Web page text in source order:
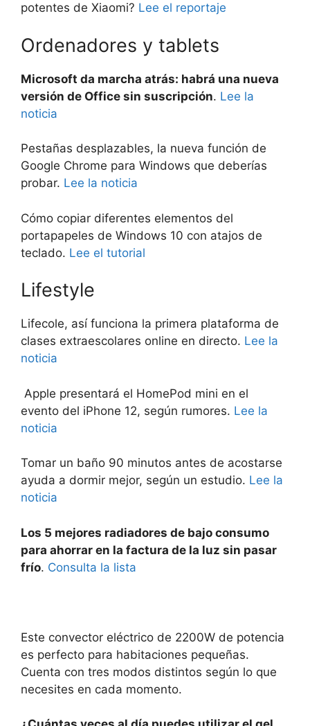
potentes de Xiaomi? Lee el reportaje
Ordenadores y tablets
Microsoft da marcha atrás: habrá una nueva
versión de Office sin suscripción. Lee la
noticia
Pestañas desplazables, la nueva función de
Google Chrome para Windows que deberías
probar. Lee la noticia
Cómo copiar diferentes elementos del
portapapeles de Windows 10 con atajos de
teclado. Lee el tutorial
Lifestyle
Lifecole, así funciona la primera plataforma de
clases extraescolares online en directo. Lee la
noticia
Apple presentará el HomePod mini en el
evento del iPhone 12, según rumores. Lee la
noticia
Tomar un baño 90 minutos antes de acostarse
ayuda a dormir mejor, según un estudio. Lee la
noticia
Los 5 mejores radiadores de bajo consumo
para ahorrar en la factura de la luz sin pasar
frío. Consulta la lista
Este convector eléctrico de 2200W de potencia
es perfecto para habitaciones pequeñas.
Cuenta con tres modos distintos según lo que
necesites en cada momento.